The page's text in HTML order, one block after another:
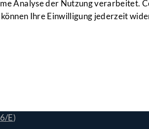
Analyse der Nutzung verarbeitet.
Ihre Einwilligung jederzeit
AKW
6/E)